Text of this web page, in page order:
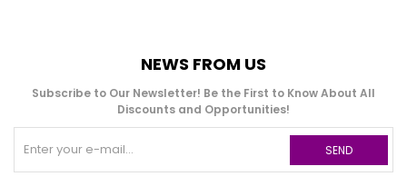
NEWS FROM US
Subscribe to Our Newsletter! Be the First to Know About All
Discounts and Opportunities!
SEND